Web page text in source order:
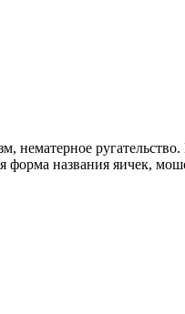
нематерное
форма названия яичек,